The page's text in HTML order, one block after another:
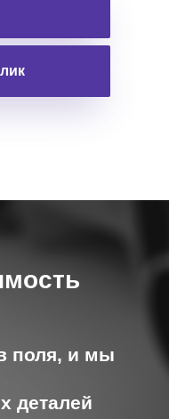
поля, и мы
деталей